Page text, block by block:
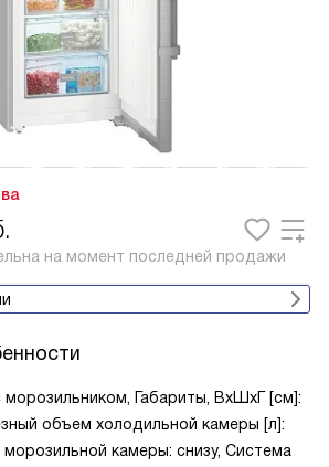
на момент последней продажи
морозильником, Габариты, ВxШxГ [см]:
объем холодильной камеры [л]:
камеры: снизу, Система